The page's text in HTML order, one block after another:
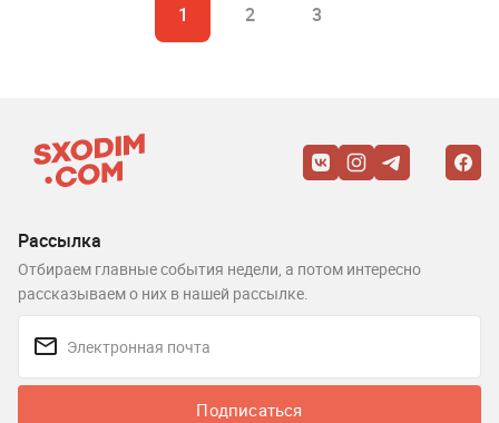
1 2 3
Рассылка
Отбираем главные события недели, а потом интересно
рассказываем о них в нашей рассылке.
Подписаться